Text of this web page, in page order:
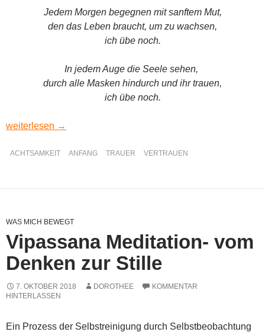
Jedem Morgen begegnen mit sanftem Mut,
den das Leben braucht, um zu wachsen,
ich übe noch.
In jedem Auge die Seele sehen,
durch alle Masken hindurch und ihr trauen,
ich übe noch.
Ich übe noch
weiterlesen →
ACHTSAMKEIT ANFANG TRAUER VERTRAUEN
WAS MICH BEWEGT
Vipassana Meditation- vom
Denken zur Stille
7. OKTOBER 2018 DOROTHEE
KOMMENTAR
HINTERLASSEN
Ein Prozess der Selbstreinigung durch Selbstbeobachtung